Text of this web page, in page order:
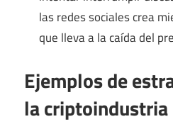
las redes sociales crea
que lleva a la caída del
Ejemplos de
la criptoindustria